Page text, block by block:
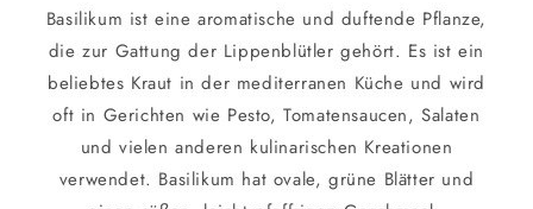
Basilikum ist eine aromatische und duftende Pflanze,
die zur Gattung der Lippenblütler gehört. Es ist ein
beliebtes Kraut in der mediterranen Küche und wird
oft in Gerichten wie Pesto, Tomatensaucen, Salaten
und vielen anderen kulinarischen Kreationen
verwendet. Basilikum hat ovale, grüne Blätter und